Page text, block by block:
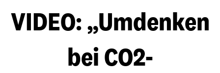
VIDEO: „Umdenken
bei CO2-